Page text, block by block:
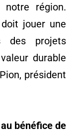
notre région.
jouer une
des projets
durable
président
bénéfice de